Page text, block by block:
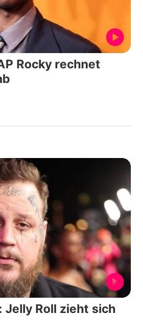
Rocky rechnet
Jelly Roll zieht sich